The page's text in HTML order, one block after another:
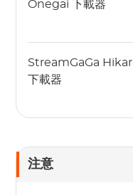
Onegai 下載器
StreamGaGa
下載器
注意